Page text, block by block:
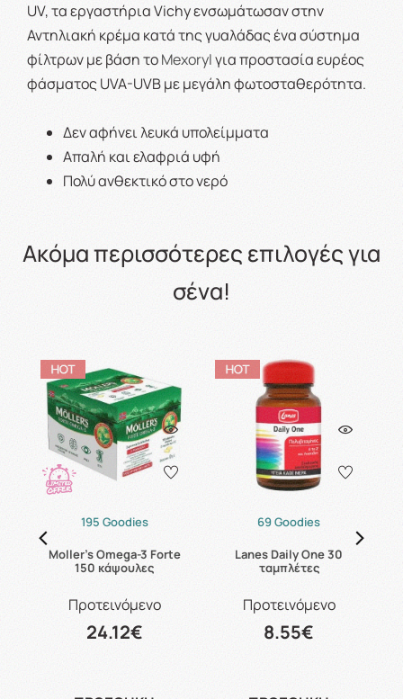
UV, τα εργαστήρια Vichy ενσωμάτωσαν στην
Αντηλιακή κρέμα κατά της γυαλάδας ένα σύστημα
φίλτρων με βάση τοMexorylγια προστασία ευρέος
φάσματος UVA-UVB με μεγάλη φωτοσταθερότητα.
Δεν αφήνει λευκά υπολείμματα
Απαλή και ελαφριά υφή
Πολύ ανθεκτικό στο νερό
Ακόμα περισσότερες επιλογές για
σένα!
195 Goodies
Moller's Omega-3 Forte
150 κάψουλες
Προτεινόμενο
24.12€
69 Goodies
Lanes Daily One 30
ταμπλέτες
Προτεινόμενο
8.55€